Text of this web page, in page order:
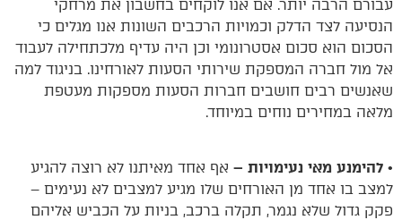
עבורם הרבה יותר. אם אנו לוקחים בחשבון את מרחקי
הנסיעה לצד הדלק וכמויות הרכבים השונות אנו מגלים כי
הסכום הוא סכום אסטרונומי וכן היה עדיף מלכתחילה לעבוד
אל מול חברה המספקת שירותי הסעות לאורחינו. בניגוד למה
שאנשים רבים חושבים חברות הסעות מספקות מעטפת
מלאה במחירים נוחים במיוחד.
• להימנע מאי נעימויות – אף אחד מאיתנו לא רוצה להגיע
למצב בו אחד מן האורחים שלו מגיע למצבים לא נעימים –
פקק גדול שלא נגמר, תקלה ברכב, בניות על הכביש אליהם